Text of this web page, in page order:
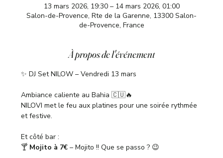
13 mars 2026, 19:30 – 14 mars 2026, 01:00
Salon-de-Provence, Rte de la Garenne, 13300 Salon-
de-Provence, France
À propos de l'événement
✨ DJ Set NILOW – Vendredi 13 mars
Ambiance caliente au Bahia 🇨🇺🔥
NILOVI met le feu aux platines pour une soirée rythmée
et festive.
Et côté bar :
🍸 Mojito à 7€ – Mojito !! Que se passo ? 😉